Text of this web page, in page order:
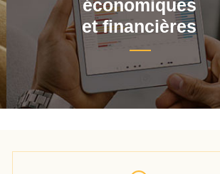
économiques
et financières